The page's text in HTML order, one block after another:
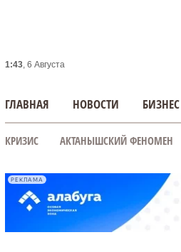
1:43, 6 Августа
ГЛАВНАЯ НОВОСТИ БИЗНЕС
КРИЗИС АКТАНЫШСКИЙ ФЕНОМЕН
РЕКЛАМА